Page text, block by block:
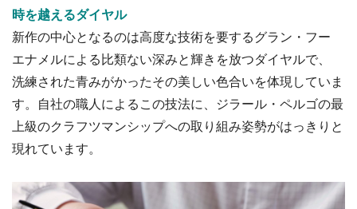
時を越えるダイヤル
新作の中心となるのは高度な技術を要するグラン・フー
エナメルによる比類ない深みと輝きを放つダイヤルで、
洗練された青みがかったその美しい色合いを体現していま
す。自社の職人によるこの技法に、ジラール・ペルゴの最
上級のクラフツマンシップへの取り組み姿勢がはっきりと
現れています。